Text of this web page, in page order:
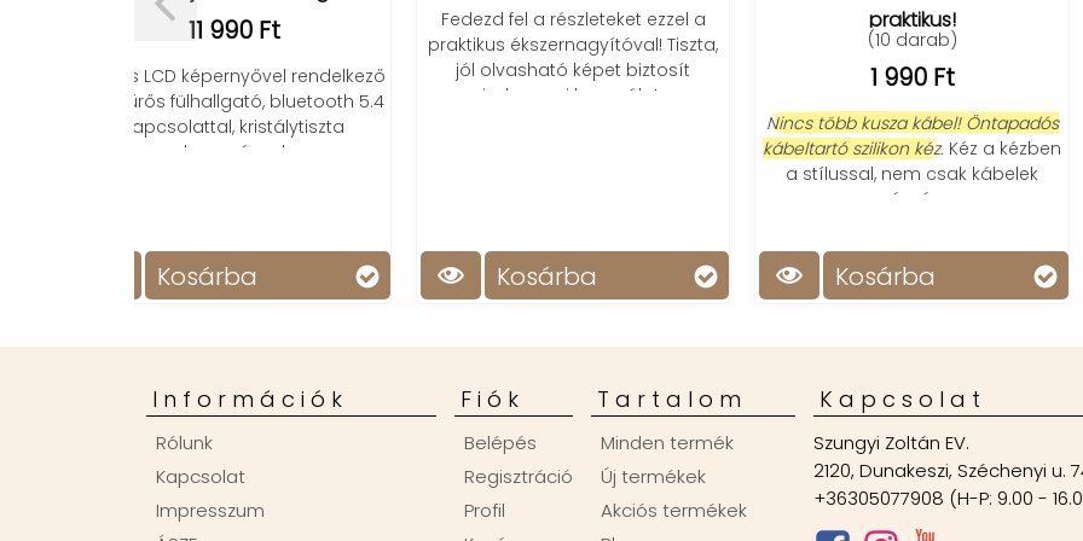
Fedezd fel a részleteket ezzel a
praktikus ékszernagyítóval! Tiszta,
jól olvasható képet biztosít
mindennapi használatra.
Kosárba
praktikus!
(10 darab)
1 990 Ft
Nincs több kusza kábel! Öntapadós
Kéz a kézben
Kosárba
Ruveno N25 Smart Lock
53 990 Ft
37 900 Ft
Okos zár 5 féle nyitási
lehetőséggel, modern és
Kosárba
Információk
Rólunk
Kapcsolat
Impresszum
Fiók
Belépés
Regisztráció
Profil
Tartalom
Minden termék
Új termékek
Akciós termékek
Kapcsolat
Szungyi Zoltán EV.
2120, Dunakeszi, Széchenyi u.
+36305077908 (H-P: 9.00 -